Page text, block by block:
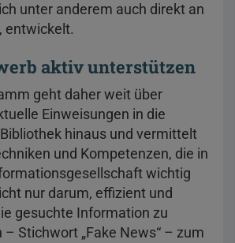
unter anderem auch direkt an
entwickelt.
aktiv unterstützen
geht daher weit über
Einweisungen in die
hinaus und vermittelt
und Kompetenzen, die in
wichtig
nur darum, effizient und
gesuchte Information zu
Stichwort „Fake News“ – zum